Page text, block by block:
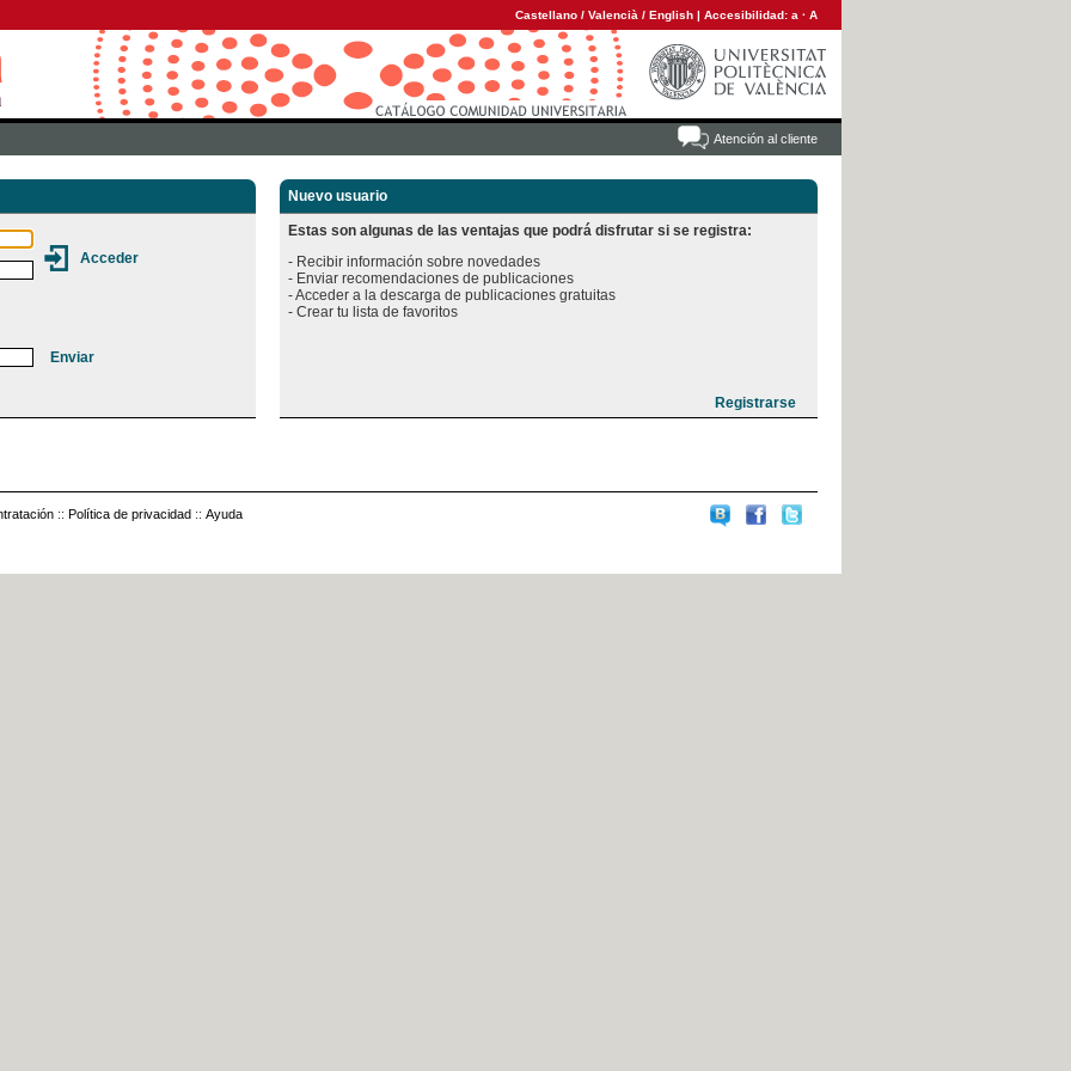
Castellano / Valencià / English | Accesibilidad: a · A
Atención al cliente
Nuevo usuario
Estas son algunas de las ventajas que podrá disfrutar si se registra:
- Recibir información sobre novedades
- Enviar recomendaciones de publicaciones
- Acceder a la descarga de publicaciones gratuitas
:: Política de privacidad :: Ayuda